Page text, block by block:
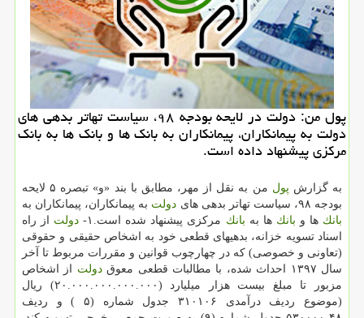
پول من: دولت در لایحه بودجه ۹۸، سیاست تهاتر بدهی های
دولت به پیمانكاران، پیمانكاران به بانك ها و بانك ها به بانك
مركزی پیشنهاد داده است.
به گزارش پول
من به نقل از مهر، مطابق با بند «و» تبصره ۵ لایحه
بودجه ۹۸، سیاست تهاتر بدهی های
دولت به پیمانكاران، پیمانكاران به
بانك ها و بانك ها به بانك مركزی پیشنهاد شده است.۱- دولت از راه
اسناد تسویه خزانه، بدهیهای قطعی خود به اشخاص حقیقی و حقوقی
(تعاونی و خصوصی) كه در چهارچوب قوانین و مقررات مربوط تا آخر
سال ۱۳۹۷ احداث شده، با مطالبات قطعی معوق
دولت از اشخاص
مزبور تا مبلغ بیست هزار میلیارد (۲۰.۰۰۰.۰۰۰.۰۰۰.۰۰۰) ریال
(موضوع ردیف درآمدی ۳۱۰۱۰۶ جدول شماره (۵ ) و ردیف